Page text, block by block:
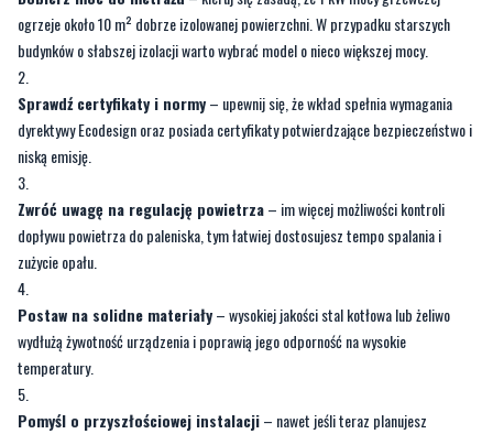
Sprawdź certyfikaty i normy– upewnij się, że wkład spełnia wymagania
dyrektywy Ecodesign oraz posiada certyfikaty potwierdzające bezpieczeństwo i
niską emisję.
Zwróć uwagę na regulację powietrza– im więcej możliwości kontroli
dopływu powietrza do paleniska, tym łatwiej dostosujesz tempo spalania i
zużycie opału.
Postaw na solidne materiały– wysokiej jakości stal kotłowa lub żeliwo
wydłużą żywotność urządzenia i poprawią jego odporność na wysokie
temperatury.
Pomyśl o przyszłościowej instalacji– nawet jeśli teraz planujesz
ogrzewać tylko salon, wybierz model z opcją podłączenia systemu DGP, aby w
przyszłości móc rozprowadzić ciepło po całym domu.